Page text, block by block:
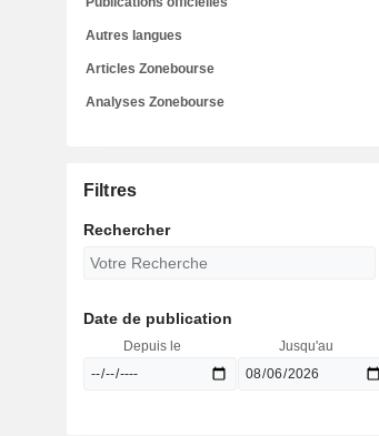
Autres langues
Articles Zonebourse
Analyses Zonebourse
Filtres
Rechercher
Date de publication
Depuis le Jusqu'au